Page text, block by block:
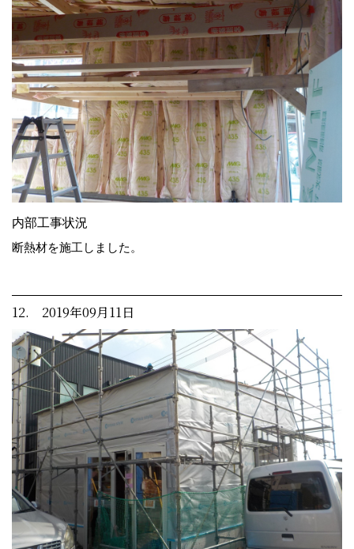
内部工事状況
断熱材を施工しました。
12. 2019年09月11日